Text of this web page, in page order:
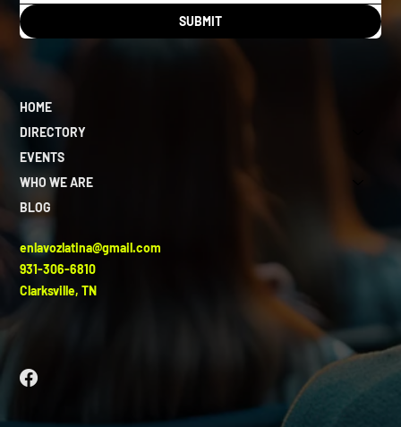
SUBMIT
HOME
DIRECTORY
EVENTS
WHO WE ARE
BLOG
enlavozlatina@gmail.com
931-306-6810
Clarksville, TN